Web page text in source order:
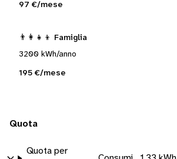
97 €/mese
👨‍👩‍👧‍👦 Famiglia
3200 kWh/anno
195 €/mese
Quota
Quota per